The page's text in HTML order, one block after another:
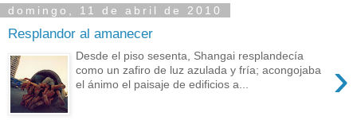
domingo, 11 de abril de 2010
Resplandor al amanecer
›
Desde el piso sesenta, Shangai resplandecía
como un zafiro de luz azulada y fría; acongojaba
el ánimo el paisaje de edificios a...